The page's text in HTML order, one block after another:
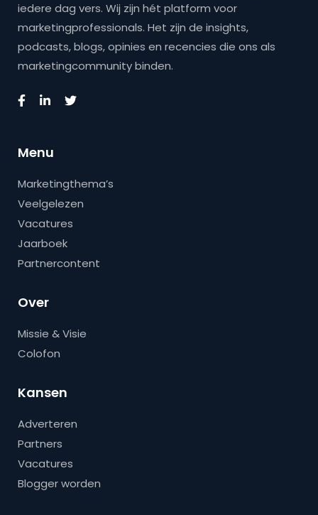
iedere dag vers. Wij zijn hét platform voor
marketingprofessionals. Het zijn de insights,
podcasts, blogs, opinies en recencies die ons als
marketingcommunity binden.
Menu
Marketingthema’s
Veelgelezen
Vacatures
Jaarboek
Partnercontent
Over
Missie & Visie
Colofon
Kansen
Adverteren
Partners
Vacatures
Blogger worden